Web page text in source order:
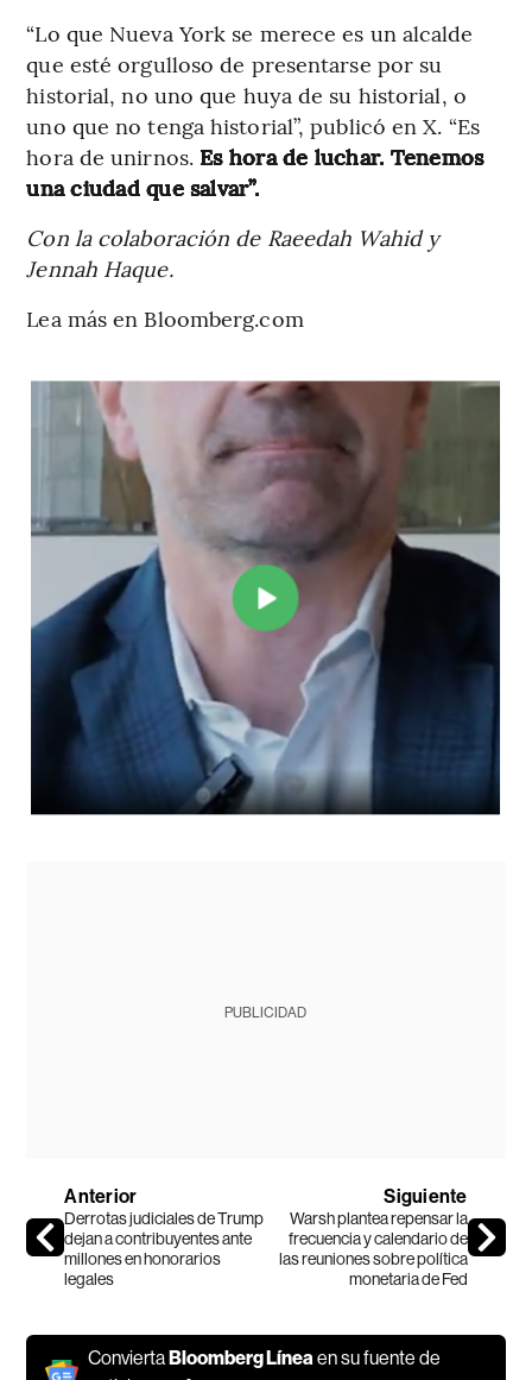
“Lo que Nueva York se merece es un alcalde
que esté orgulloso de presentarse por su
historial, no uno que huya de su historial, o
uno que no tenga historial”, publicó en X. “Es
hora de unirnos. Es hora de luchar. Tenemos
una ciudad que salvar”.
Con la colaboración de Raeedah Wahid y
Jennah Haque.
Lea más en Bloomberg.com
PUBLICIDAD
Anterior
Derrotas judiciales de Trump
dejan a contribuyentes ante
millones en honorarios
legales
Siguiente
Warsh plantea repensar la
frecuencia y calendario de
las reuniones sobre política
monetaria de Fed
Convierta Bloomberg Líneaen su fuente de